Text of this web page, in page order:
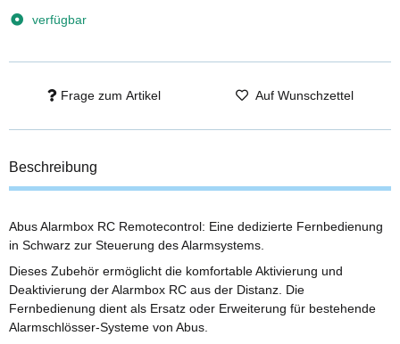
verfügbar
Frage zum Artikel Auf Wunschzettel
Beschreibung
Abus Alarmbox RC Remotecontrol: Eine dedizierte Fernbedienung
in Schwarz zur Steuerung des Alarmsystems.
Dieses Zubehör ermöglicht die komfortable Aktivierung und
Deaktivierung der Alarmbox RC aus der Distanz. Die
Fernbedienung dient als Ersatz oder Erweiterung für bestehende
Alarmschlösser-Systeme von Abus.